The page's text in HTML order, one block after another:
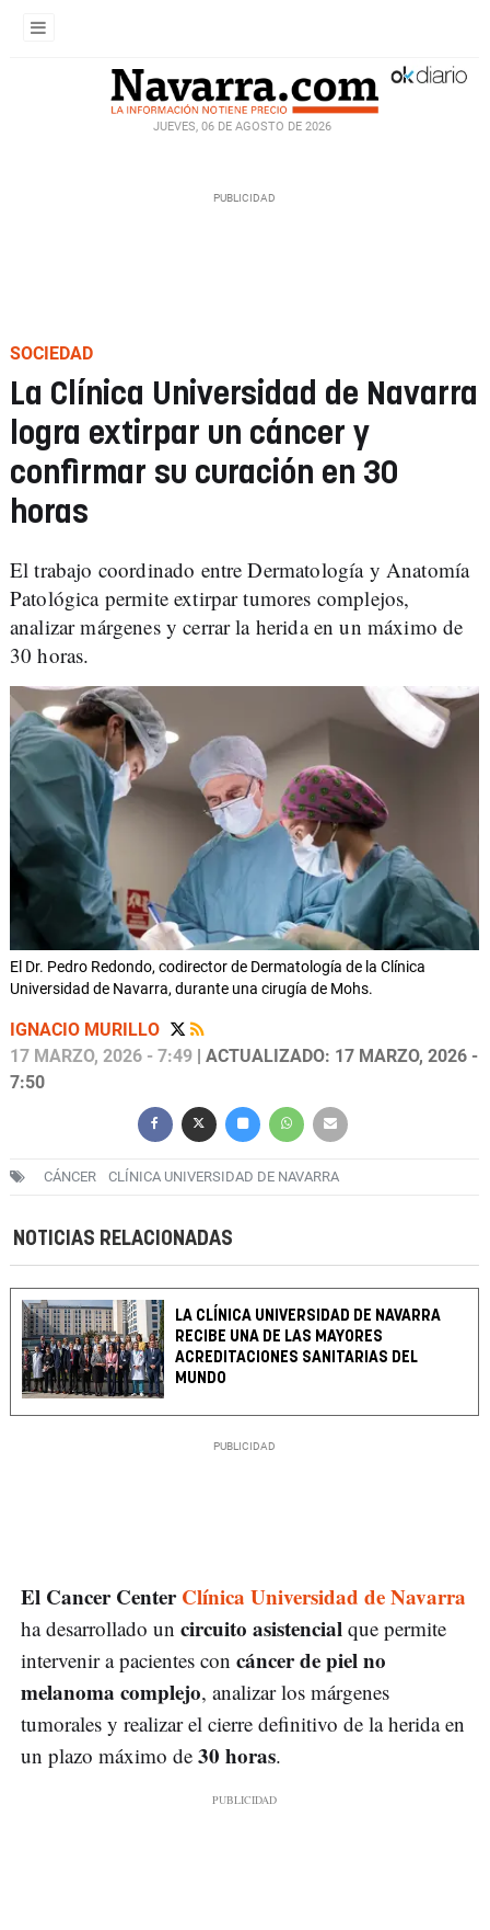
JUEVES, 06 DE AGOSTO DE 2026
SOCIEDAD
La Clínica Universidad de Navarra
logra extirpar un cáncer y
confirmar su curación en 30
horas
El trabajo coordinado entre Dermatología y Anatomía
Patológica permite extirpar tumores complejos,
analizar márgenes y cerrar la herida en un máximo de
30 horas.
El Dr. Pedro Redondo, codirector de Dermatología de la Clínica
Universidad de Navarra, durante una cirugía de Mohs.
IGNACIO MURILLO
17 MARZO, 2026 - 7:49 | ACTUALIZADO: 17 MARZO, 2026 -
7:50
CÁNCER CLÍNICA UNIVERSIDAD DE NAVARRA
NOTICIAS RELACIONADAS
LA CLÍNICA UNIVERSIDAD DE NAVARRA
RECIBE UNA DE LAS MAYORES
ACREDITACIONES SANITARIAS DEL
MUNDO
El Cancer CenterClínica Universidad de Navarra
ha desarrollado un circuito asistencial que permite
intervenir a pacientes con cáncer de piel no
melanoma complejo, analizar los márgenes
tumorales y realizar el cierre definitivo de la herida en
un plazo máximo de 30 horas.